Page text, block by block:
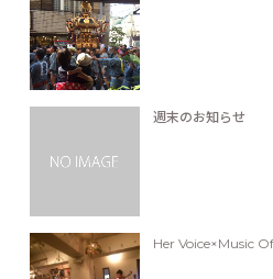
週末のお知らせ
Her Voice×Music Of